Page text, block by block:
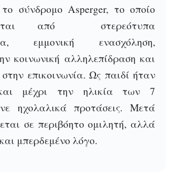
σύνδρομο Asperger, το οποίο
από στερεότυπα
εμμονική ενασχόληση,
κοινωνική αλληλεπίδραση και
επικοινωνία. Ως παιδί ήταν
μέχρι την ηλικία των 7
ηχολαλικά προτάσεις. Μετά
σε περιβόητο ομιλητή, αλλά
μπερδεμένο λόγο.